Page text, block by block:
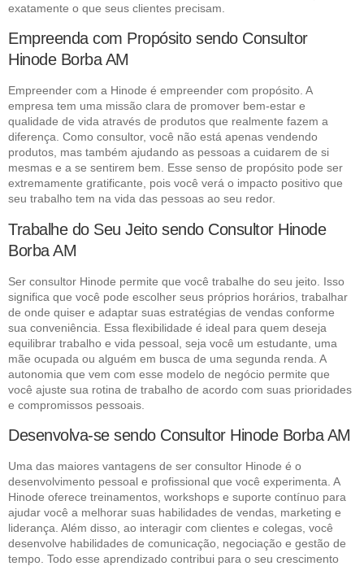
exatamente o que seus clientes precisam.
Empreenda com Propósito sendo Consultor
Hinode Borba AM
Empreender com a Hinode é empreender com propósito. A
empresa tem uma missão clara de promover bem-estar e
qualidade de vida através de produtos que realmente fazem a
diferença. Como consultor, você não está apenas vendendo
produtos, mas também ajudando as pessoas a cuidarem de si
mesmas e a se sentirem bem. Esse senso de propósito pode ser
extremamente gratificante, pois você verá o impacto positivo que
seu trabalho tem na vida das pessoas ao seu redor.
Trabalhe do Seu Jeito sendo Consultor Hinode
Borba AM
Ser consultor Hinode permite que você trabalhe do seu jeito. Isso
significa que você pode escolher seus próprios horários, trabalhar
de onde quiser e adaptar suas estratégias de vendas conforme
sua conveniência. Essa flexibilidade é ideal para quem deseja
equilibrar trabalho e vida pessoal, seja você um estudante, uma
mãe ocupada ou alguém em busca de uma segunda renda. A
autonomia que vem com esse modelo de negócio permite que
você ajuste sua rotina de trabalho de acordo com suas prioridades
e compromissos pessoais.
Desenvolva-se sendo Consultor Hinode Borba AM
Uma das maiores vantagens de ser consultor Hinode é o
desenvolvimento pessoal e profissional que você experimenta. A
Hinode oferece treinamentos, workshops e suporte contínuo para
ajudar você a melhorar suas habilidades de vendas, marketing e
liderança. Além disso, ao interagir com clientes e colegas, você
desenvolve habilidades de comunicação, negociação e gestão de
tempo. Todo esse aprendizado contribui para o seu crescimento